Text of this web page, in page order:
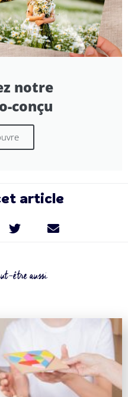
notre
conçu
article
être aussi